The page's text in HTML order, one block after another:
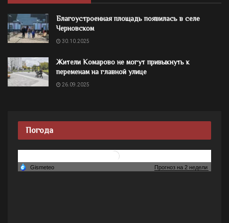
Благоустроенная площадь появилась в селе
Черновском
30.10.2025
Жители Комарово не могут привыкнуть к
переменам на главной улице
26.09.2025
Погода